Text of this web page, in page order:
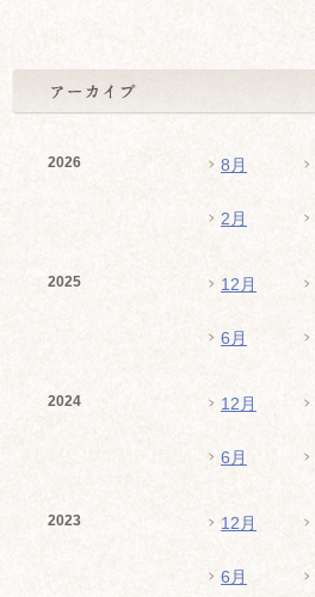
2026 8月
2月
2025 12月
6月
2024 12月
6月
2023 12月
6月